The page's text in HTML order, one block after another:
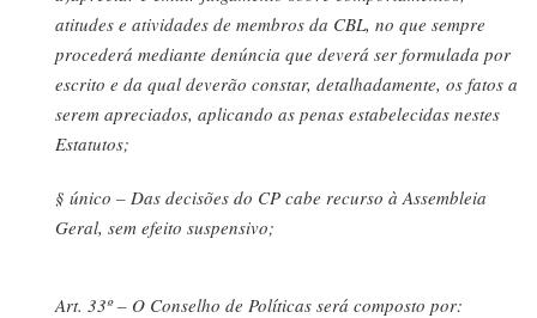
atitudes e atividades de membros da CBL, no que sempre
procederá mediante denúncia que deverá ser formulada por
escrito e da qual deverão constar, detalhadamente, os fatos a
serem apreciados, aplicando as penas estabelecidas nestes
Estatutos;
§ único – Das decisões do CP cabe recurso à Assembleia
Geral, sem efeito suspensivo;
Art. 33º – O Conselho de Políticas será composto por: